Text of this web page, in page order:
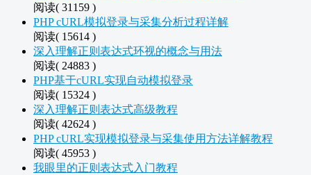
阅读( 31159 )
PHP cURL模拟登录与采集分析过程详解
阅读( 15614 )
深入理解正则表达式环视的概念与用法
阅读( 24883 )
PHP基于cURL实现自动模拟登录
阅读( 15324 )
深入理解正则表达式高级教程
阅读( 42624 )
PHP cURL实现模拟登录与采集使用方法详解教程
阅读( 45953 )
我眼里的正则表达式入门教程